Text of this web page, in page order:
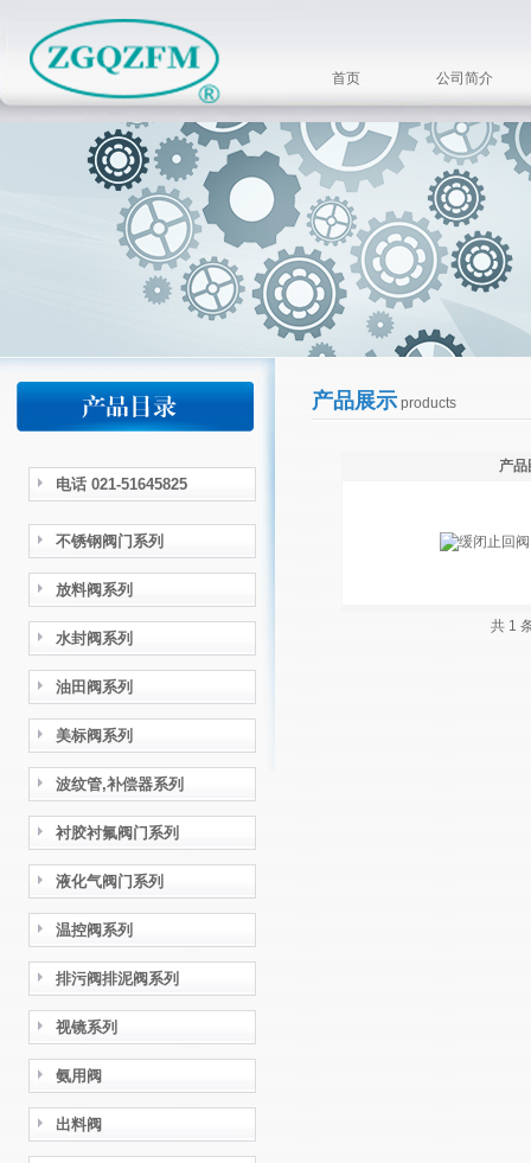
首页 公司简介
电话 021-51645825
不锈钢阀门系列
放料阀系列
水封阀系列
油田阀系列
美标阀系列
波纹管,补偿器系列
衬胶衬氟阀门系列
液化气阀门系列
温控阀系列
排污阀排泥阀系列
视镜系列
氨用阀
出料阀
产品展示products
产品
共 1